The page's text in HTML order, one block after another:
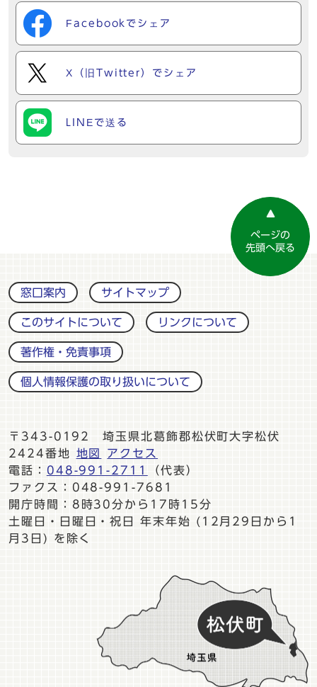
Facebookでシェア
X（旧Twitter）でシェア
LINEで送る
ページの
先頭へ戻る
窓口案内 サイトマップ
このサイトについて リンクについて
著作権・免責事項
個人情報保護の取り扱いについて
〒343-0192 埼玉県北葛飾郡松伏町大字松伏
2424番地
地図
アクセス
電話： 048-991-2711
（代表）
ファクス：048-991-7681
開庁時間：8時30分から17時15分
土曜日・日曜日・祝日 年末年始 (12月29日から1
月3日) を除く